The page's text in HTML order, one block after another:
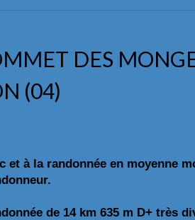
DES
(04)
et à la randonnée en moyenne
de 14 km 635 m D+ très